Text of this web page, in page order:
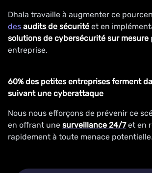
Dhala travaille à augmenter ce
des audits de sécurité et en
solutions de cybersécurité sur mesure
entreprise.
60% des petites entreprises ferment
suivant une cyberattaque
Nous nous efforçons de prévenir ce
en offrant une surveillance 24/7et en
rapidement à toute menace potentielle.